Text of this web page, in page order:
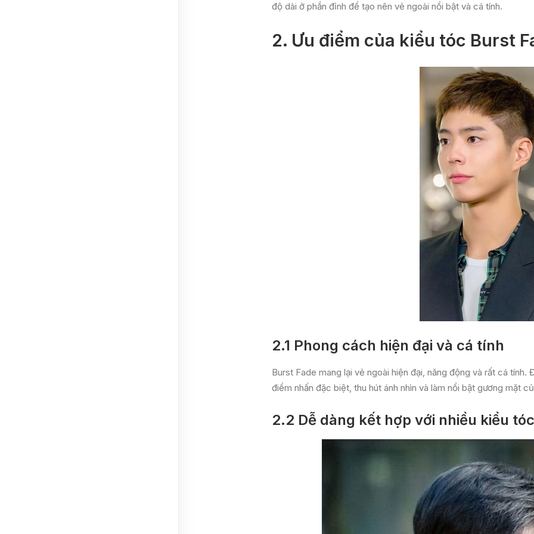
độ dài ở phần đỉnh để tạo nên vẻ ngoài nổi bật và cá tính.
2. Ưu điểm của kiểu tóc Burst
2.1 Phong cách hiện đại và cá tính
Burst Fade mang lại vẻ ngoài hiện đại, năng động và rất cá
điểm nhấn đặc biệt, thu hút ánh nhìn và làm nổi bật gương mặt
2.2 Dễ dàng kết hợp với nhiều kiểu tóc